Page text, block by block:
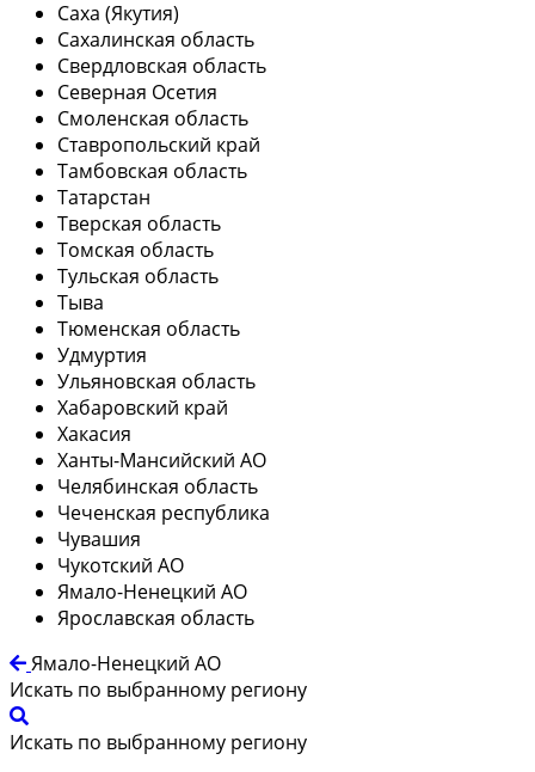
Саха (Якутия)
Сахалинская область
Свердловская область
Северная Осетия
Смоленская область
Ставропольский край
Тамбовская область
Татарстан
Тверская область
Томская область
Тульская область
Тыва
Тюменская область
Удмуртия
Ульяновская область
Хабаровский край
Хакасия
Ханты-Мансийский АО
Челябинская область
Чеченская республика
Чувашия
Чукотский АО
Ямало-Ненецкий АО
Ярославская область
Ямало-Ненецкий АО
Искать по выбранному региону
Искать по выбранному региону